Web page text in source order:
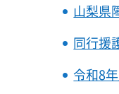
山梨県
同行援
令和8